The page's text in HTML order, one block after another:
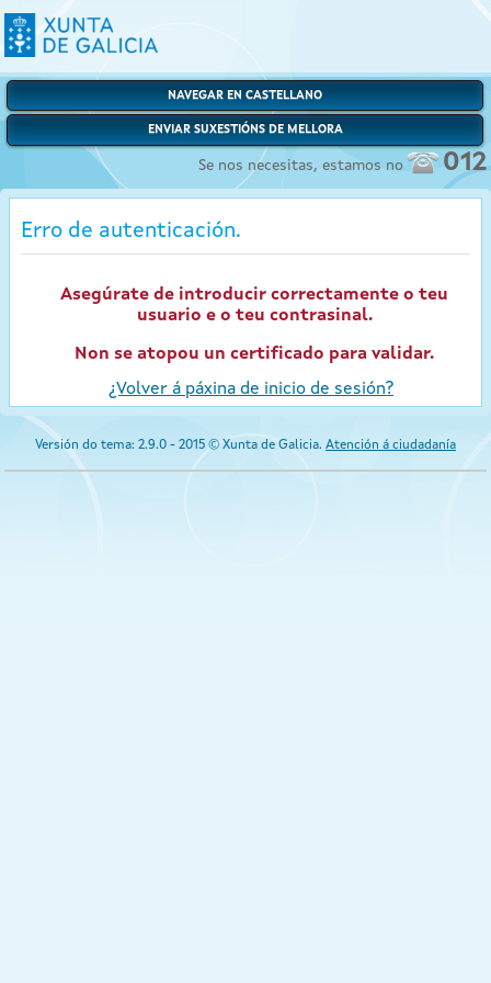
NAVEGAR EN CASTELLANO
ENVIAR SUXESTIÓNS DE MELLORA
Se nos necesitas, estamos no 012
Erro de autenticación.
Asegúrate de introducir correctamente o teu
usuario e o teu contrasinal.
Non se atopou un certificado para validar.
¿Volver á páxina de inicio de sesión?
Versión do tema: 2.9.0 - 2015 © Xunta de Galicia. Atención á ciudadanía